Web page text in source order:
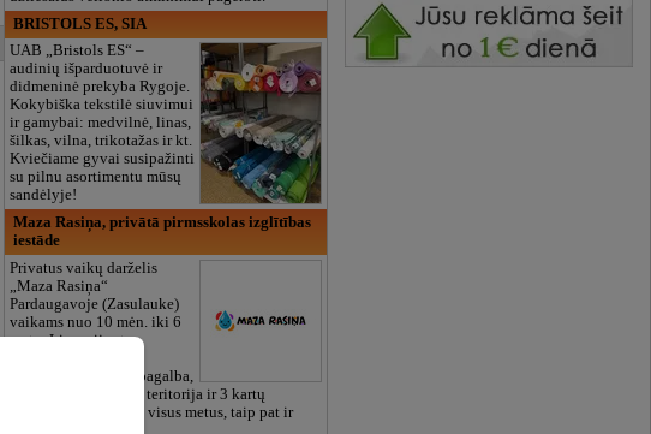
BRISTOLS ES, SIA
UAB „Bristols ES“ –
audinių išparduotuvė ir
didmeninė prekyba Rygoje.
Kokybiška tekstilė siuvimui
ir gamybai: medvilnė, linas,
šilkas, vilna, trikotažas ir kt.
Kviečiame gyvai susipažinti
su pilnu asortimentu mūsų
sandėlyje!
Maza Rasiņa, privātā pirmsskolas izglītības
iestāde
Privatus vaikų darželis
„Maza Rasiņa“
Pardaugavoje (Zasulauke)
vaikams nuo 10 mėn. iki 6
metų. Licencijuotos
logopedas, speciali pagalba,
būreliai, didelė žalia teritorija ir 3 kartų
maitinimas. Dirbame visus metus, taip pat ir